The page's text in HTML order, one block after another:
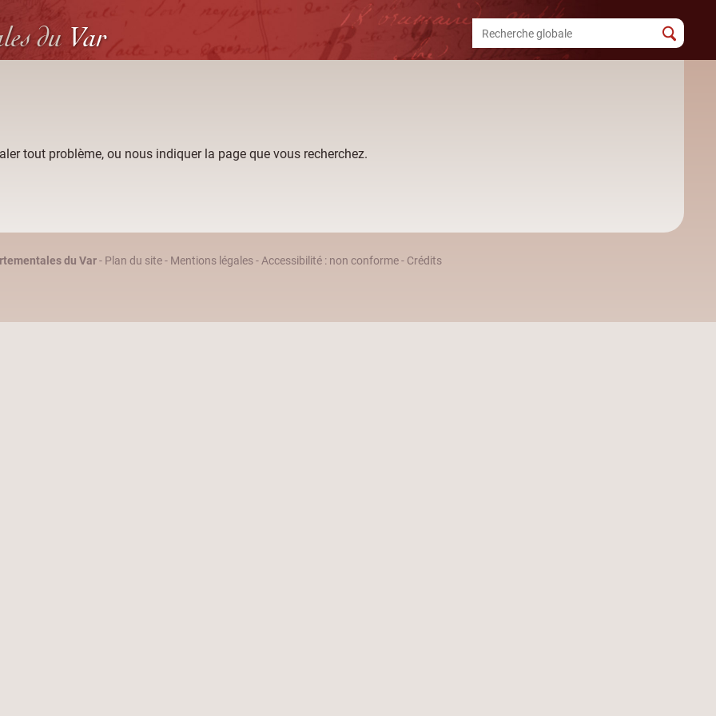
du Var
tout problème, ou nous indiquer la page que vous recherchez.
du Var- Plan du site- Mentions légales-Accessibilité : non conforme- Crédits